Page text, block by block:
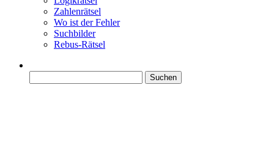
Zahlenrätsel
Wo ist der Fehler
Suchbilder
Rebus-Rätsel
nach: